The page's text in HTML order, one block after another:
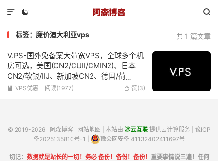
 

共 1 篇文章
标签：廉价澳大利亚vps
V.PS-国外免备案大带宽VPS，全球多个机
房可选，美国(CN2/CUII/CMIN2)、日本
CN2/软银/IIJ、新加坡CN2、德国/荷
兰/CN2+CUII、英国CUII，特价优惠低至
 赞(3)
 VPS优惠 阅读(1977)
© 2019-2026 阿森博客 网站地图 | 本站由 冰云互联提供云计算服务 | 豫ICP
备2025135810号-1
豫公网安备 41132402411697号
切记： 数据就是站长的一切！务必 备份！备份！备份！ 重要事情说三遍！任何